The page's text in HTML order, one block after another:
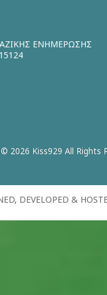
ΕΝΗΜΕΡΩΣΗΣ
© 2026 Kiss929 All Rights
DEVELOPED &